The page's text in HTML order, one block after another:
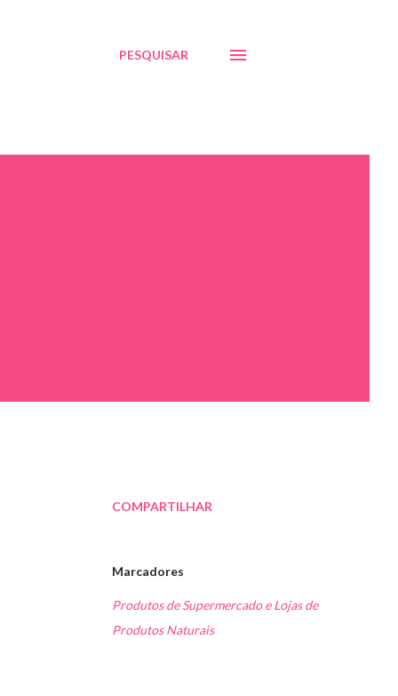
PESQUISAR
COMPARTILHAR
Marcadores
Produtos de Supermercado e Lojas de
Produtos Naturais